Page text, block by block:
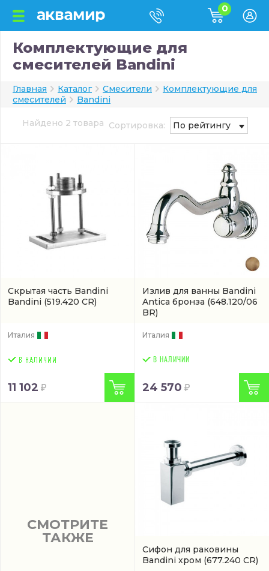
0
Комплектующие для
смесителей Bandini
Главная Каталог Смесители
Комплектующие для
смесителей
Bandini
Найдено 2 товара Сортировка: По рейтингу
Скрытая часть Bandini
Bandini (519.420 CR)
Италия
11 102
Излив для ванны Bandini
Antica бронза (648.120/06
BR)
Италия
В НАЛИЧИИ
24 570
СМОТРИТЕ
ТАКЖЕ
Сифон для раковины
Bandini хром (677.240 CR)